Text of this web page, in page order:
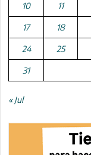
10 11
17 18
24 25
31
« Jul